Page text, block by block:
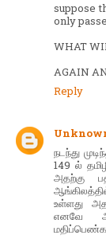
suppose
only
WHAT
AGAIN
Reply
நடந்து
149 ல்
அதற்கு
உள்ளது
என‌வே